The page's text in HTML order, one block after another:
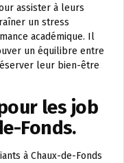
assister à leurs
un stress
académique. Il
un équilibre entre
leur bien-être
les job
Fonds.
à Chaux-de-Fonds